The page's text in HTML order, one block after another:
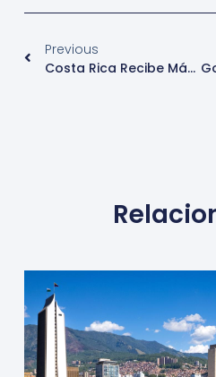
Previous
Costa Rica Recibe Más Visitantes Desde Asia Y Pacífico